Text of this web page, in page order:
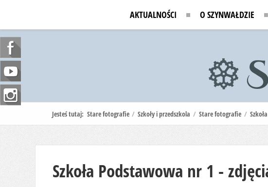
AKTUALNOŚCI O SZYNWAŁDZIE
Jesteś tutaj: Stare fotografie / Szkoły i przedszkola / Stare fotografie /
Szkoła Podstawowa nr 1 -